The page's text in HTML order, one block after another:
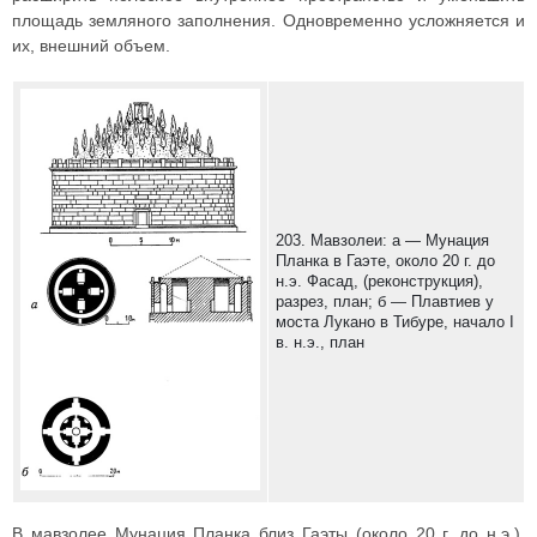
площадь земляного заполнения. Одновременно усложняется и
их, внешний объем.
203. Мавзолеи: а — Мунация
Планка в Гаэте, около 20 г. до
н.э. Фасад, (реконструкция),
разрез, план; б — Плавтиев у
моста Лукано в Тибуре, начало I
в. н.э., план